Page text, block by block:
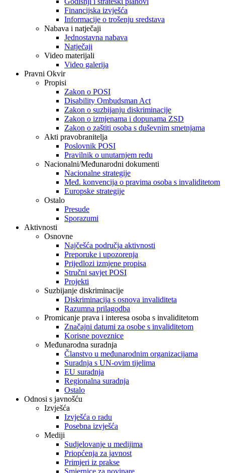
Financijska izvješća
Informacije o trošenju sredstava
Nabava i natječaji
Jednostavna nabava
Natječaji
Video materijali
Video galerija
Pravni Okvir
Propisi
Zakon o POSI
Disability Ombudsman Act
Zakon o suzbijanju diskriminacije
Zakon o izmjenama i dopunama ZSD
Zakon o zaštiti osoba s duševnim smetnjama
Akti pravobranitelja
Poslovnik POSI
Pravilnik o unutarnjem redu
Nacionalni/Međunarodni dokumenti
Nacionalne strategije
Međ. konvencija o pravima osoba s invaliditetom
Europske strategije
Ostalo
Presude
Sporazumi
Aktivnosti
Osnovne
Najčešća područja aktivnosti
Preporuke i upozorenja
Prijedlozi izmjene propisa
Stručni savjet POSI
Projekti
Suzbijanje diskriminacije
Diskriminacija s osnova invaliditeta
Razumna prilagodba
Promicanje prava i interesa osoba s invaliditetom
Značajni datumi za osobe s invaliditetom
Korisne poveznice
Međunarodna suradnja
Članstvo u međunarodnim organizacijama
Suradnja s UN-ovim tijelima
EU suradnja
Regionalna suradnja
Ostalo
Odnosi s javnošću
Izvješća
Izvješća o radu
Posebna izvješća
Mediji
Sudjelovanje u medijima
Priopćenja za javnost
Primjeri iz prakse
Smjernice za novinare